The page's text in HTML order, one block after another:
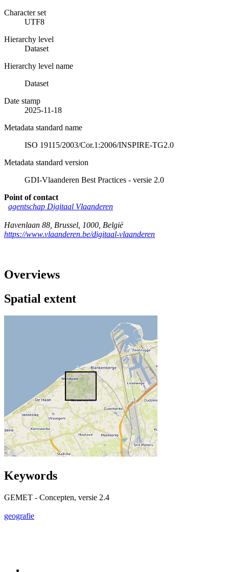
Character set
UTF8
Hierarchy level
Dataset
Hierarchy level name
Dataset
Date stamp
2025-11-18
Metadata standard name
ISO 19115/2003/Cor.1:2006/INSPIRE-TG2.0
Metadata standard version
GDI-Vlaanderen Best Practices - versie 2.0
Point of contact
agentschap Digitaal Vlaanderen
Havenlaan 88 Brussel 1000 België
https://www.vlaanderen.be/digitaal-vlaanderen
Overviews
Spatial extent
Keywords
GEMET - Concepten, versie 2.4
geografie